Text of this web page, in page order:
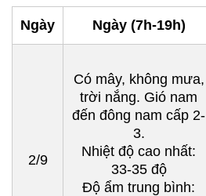
Ngày Ngày (7h-19h)
2/9
Có mây, không mưa,
trời nắng. Gió nam
đến đông nam cấp 2-
3.
Nhiệt độ cao nhất:
33-35 độ
Độ ẩm trung bình: